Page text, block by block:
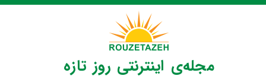
مجله‌ی اینترنتی روز تازه